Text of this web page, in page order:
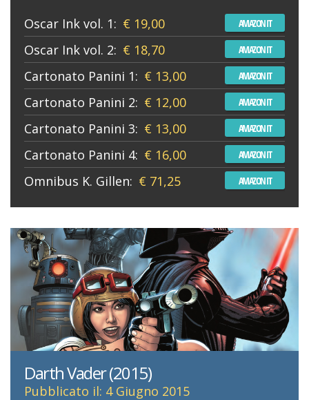
Oscar Ink vol. 1: € 19,00 AMAZON IT
Oscar Ink vol. 2: € 18,70 AMAZON IT
Cartonato Panini 1: € 13,00 AMAZON IT
Cartonato Panini 2: € 12,00 AMAZON IT
Cartonato Panini 3: € 13,00 AMAZON IT
Cartonato Panini 4: € 16,00 AMAZON IT
Omnibus K. Gillen: € 71,25 AMAZON IT
Darth Vader (2015)
Pubblicato il: 4 Giugno 2015